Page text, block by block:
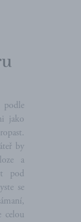
podle
jako
by
a
pod
se
celou